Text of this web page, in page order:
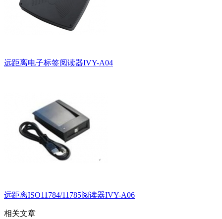
远距离电子标签阅读器IVY-A04
远距离ISO11784/11785阅读器IVY-A06
相关文章